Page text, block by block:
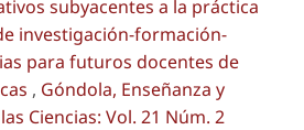
subyacentes a la práctica
investigación-formación-
para futuros docentes de
, Góndola, Enseñanza y
Ciencias: Vol. 21 Núm. 2